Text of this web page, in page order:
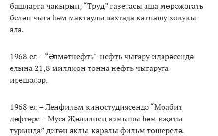
башларга чакырып, “Труд” газетасы аша мөрәҗәгать
белән чыга һәм мактаулы вахтада катнашу хокукы
ала.
1968 ел – “Әлмәтнефть" нефть чыгару идарәсендә
елына 21,8 миллион тонна нефть чыгаруга
ирешәләр.
1968 ел – Ленфильм киностудиясендә “Моабит
дәфтәре – Муса Җәлилнең язмышы һәм иҗаты
турында” дигән аклы-каралы фильм төшерелә.